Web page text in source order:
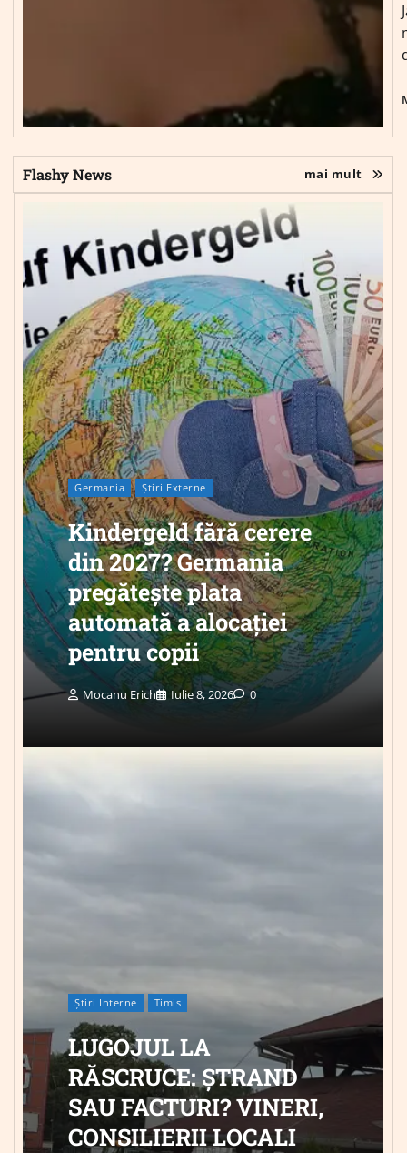
Flashy News mai mult
Germania Știri Externe
Kindergeld fără cerere
din 2027? Germania
pregătește plata
automată a alocației
pentru copii
Mocanu Erich Iulie 8, 2026 0
Știri Interne Timis
LUGOJUL LA
RĂSCRUCE: ȘTRAND
SAU FACTURI? VINERI,
CONSILIERII LOCALI